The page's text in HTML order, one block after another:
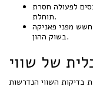
לפעולה חסרת
תוחלת.
מפני פאניקה
בשוק ההון.
של שווי